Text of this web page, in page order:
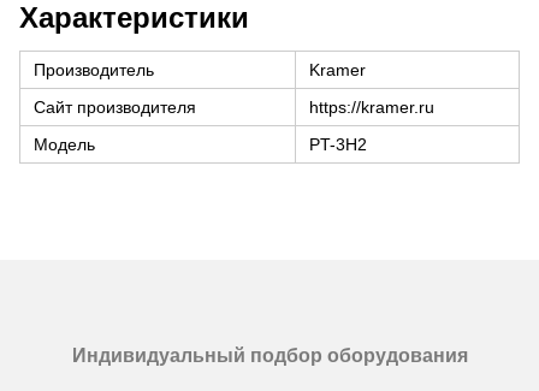
Характеристики
Производитель
Kramer
Сайт производителя
https://kramer.ru
Модель
PT-3H2
Индивидуальный подбор оборудования